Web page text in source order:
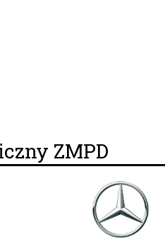
ZMPD